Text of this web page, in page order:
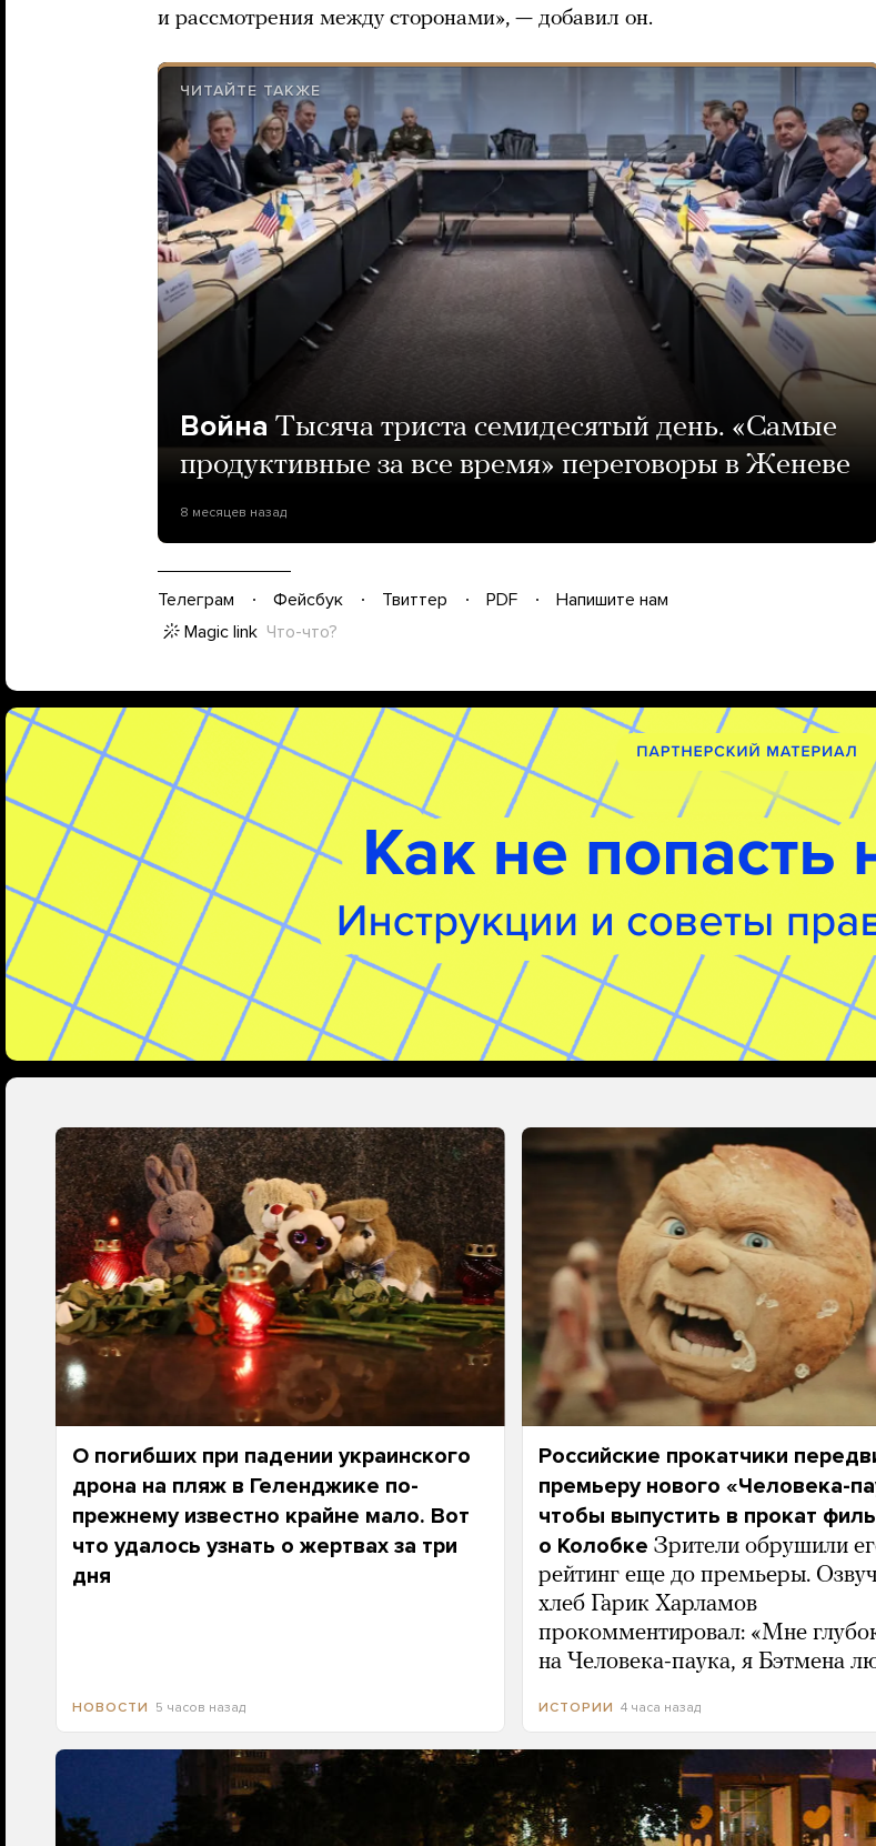
и рассмотрения между сторонами», — добавил он.
ЧИТАЙТЕ ТАКЖЕ
Война Тысяча триста семидесятый день. «Самые
продуктивные за все время» переговоры в Женеве
8 месяцев назад
Телеграм Фейсбук Твиттер PDF
Напишите нам
Magic link Что-что?
О погибших при падении украинского
дрона на пляж в Геленджике по-
прежнему известно крайне мало. Вот
что удалось узнать о жертвах за три
дня
НОВОСТИ 5 часов назад
Российские прокатчики
премьеру нового «Человека-
чтобы выпустить в прокат
о Колобке Зрители обрушили
рейтинг еще до премьеры.
хлеб Гарик Харламов
прокомментировал: «Мне
на Человека-паука, я Бэтмена
ИСТОРИИ 4 часа назад